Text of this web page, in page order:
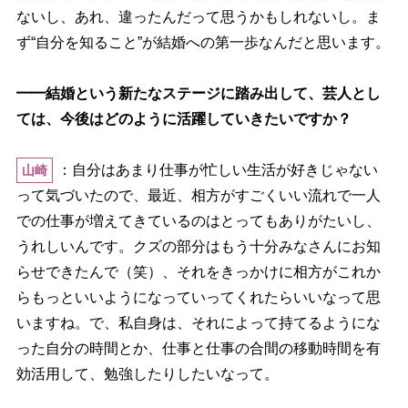
ないし、あれ、違ったんだって思うかもしれないし。ま
ず“自分を知ること”が結婚への第一歩なんだと思います。
━━結婚という新たなステージに踏み出して、芸人とし
ては、今後はどのように活躍していきたいですか？
山崎
：自分はあまり仕事が忙しい生活が好きじゃない
って気づいたので、最近、相方がすごくいい流れで一人
での仕事が増えてきているのはとってもありがたいし、
うれしいんです。クズの部分はもう十分みなさんにお知
らせできたんで（笑）、それをきっかけに相方がこれか
らもっといいようになっていってくれたらいいなって思
いますね。で、私自身は、それによって持てるようにな
った自分の時間とか、仕事と仕事の合間の移動時間を有
効活用して、勉強したりしたいなって。